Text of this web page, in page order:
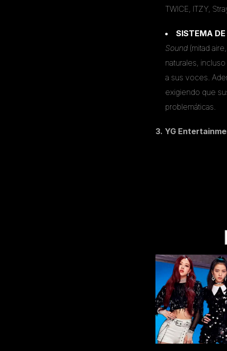
TWICE, ITZY,
SISTEMA
Sound (mitad
naturales,
a sus voces.
exigiendo que
problemáticas.
3. YG